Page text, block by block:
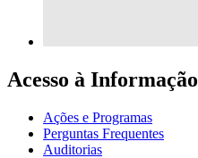
Acesso à Informação
Ações e Programas
Perguntas Frequentes
Auditorias